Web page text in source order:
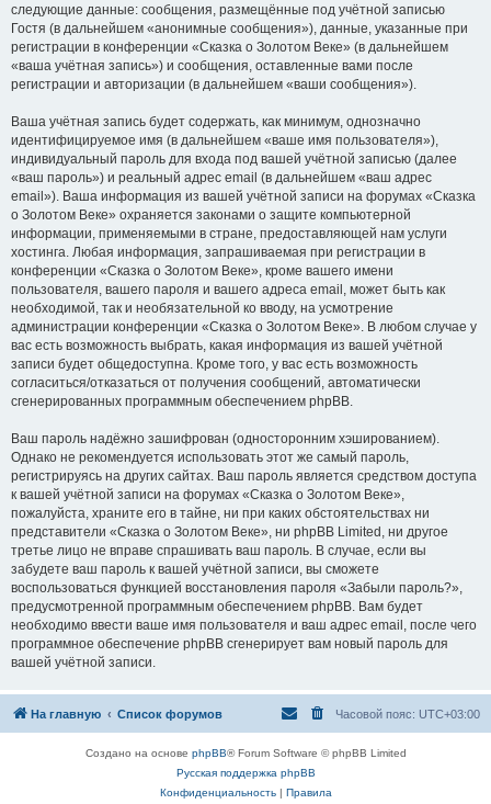
следующие данные: сообщения, размещённые под учётной записью
Гостя (в дальнейшем «анонимные сообщения»), данные, указанные при
регистрации в конференции «Сказка о Золотом Веке» (в дальнейшем
«ваша учётная запись») и сообщения, оставленные вами после
регистрации и авторизации (в дальнейшем «ваши сообщения»).
Ваша учётная запись будет содержать, как минимум, однозначно
идентифицируемое имя (в дальнейшем «ваше имя пользователя»),
индивидуальный пароль для входа под вашей учётной записью (далее
«ваш пароль») и реальный адрес email (в дальнейшем «ваш адрес
email»). Ваша информация из вашей учётной записи на форумах «Сказка
о Золотом Веке» охраняется законами о защите компьютерной
информации, применяемыми в стране, предоставляющей нам услуги
хостинга. Любая информация, запрашиваемая при регистрации в
конференции «Сказка о Золотом Веке», кроме вашего имени
пользователя, вашего пароля и вашего адреса email, может быть как
необходимой, так и необязательной ко вводу, на усмотрение
администрации конференции «Сказка о Золотом Веке». В любом случае у
вас есть возможность выбрать, какая информация из вашей учётной
записи будет общедоступна. Кроме того, у вас есть возможность
согласиться/отказаться от получения сообщений, автоматически
сгенерированных программным обеспечением phpBB.
Ваш пароль надёжно зашифрован (односторонним хэшированием).
Однако не рекомендуется использовать этот же самый пароль,
регистрируясь на других сайтах. Ваш пароль является средством доступа
к вашей учётной записи на форумах «Сказка о Золотом Веке»,
пожалуйста, храните его в тайне, ни при каких обстоятельствах ни
представители «Сказка о Золотом Веке», ни phpBB Limited, ни другое
третье лицо не вправе спрашивать ваш пароль. В случае, если вы
забудете ваш пароль к вашей учётной записи, вы сможете
воспользоваться функцией восстановления пароля «Забыли пароль?»,
предусмотренной программным обеспечением phpBB. Вам будет
необходимо ввести ваше имя пользователя и ваш адрес email, после чего
программное обеспечение phpBB сгенерирует вам новый пароль для
вашей учётной записи.
На главную Список форумов Часовой пояс: UTC+03:00
Создано на основе phpBB® Forum Software © phpBB Limited
Русская поддержка phpBB
Конфиденциальность| Правила